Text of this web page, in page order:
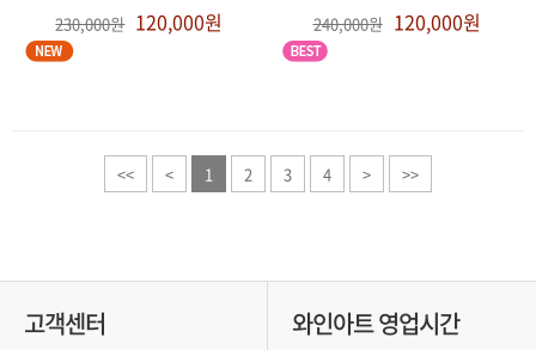
230,000원 120,000원 240,000원 120,000원
<< < 1 2 3 4 > >>
고객센터 와인아트 영업시간